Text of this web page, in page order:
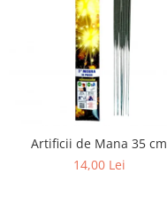
Artificii de Mana 35 cm
14,00 Lei